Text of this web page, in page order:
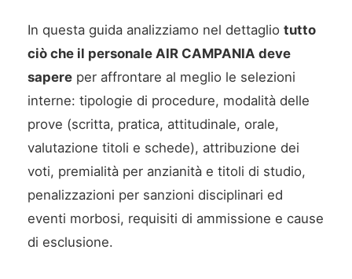
In questa guida analizziamo nel dettaglio tutto
ciò che il personale AIR CAMPANIA deve
sapere per affrontare al meglio le selezioni
interne: tipologie di procedure, modalità delle
prove (scritta, pratica, attitudinale, orale,
valutazione titoli e schede), attribuzione dei
voti, premialità per anzianità e titoli di studio,
penalizzazioni per sanzioni disciplinari ed
eventi morbosi, requisiti di ammissione e cause
di esclusione.